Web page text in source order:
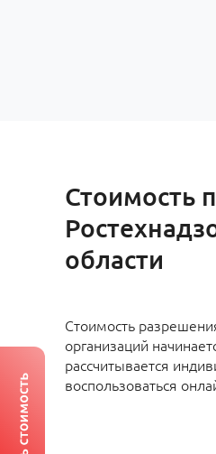
Стоимость
области
Стоимость
организаций
рассчитывается
воспользоваться